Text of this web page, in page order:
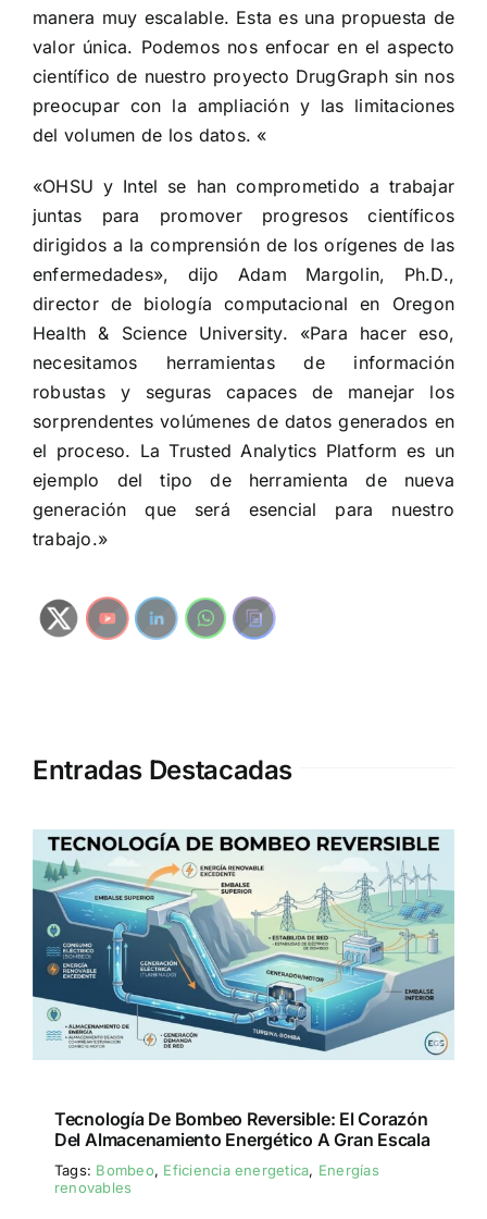
manera muy escalable. Esta es una propuesta de
valor única. Podemos nos enfocar en el aspecto
científico de nuestro proyecto DrugGraph sin nos
preocupar con la ampliación y las limitaciones
del volumen de los datos. «
«OHSU y Intel se han comprometido a trabajar
juntas para promover progresos científicos
dirigidos a la comprensión de los orígenes de las
enfermedades», dijo Adam Margolin, Ph.D.,
director de biología computacional en Oregon
Health & Science University. «Para hacer eso,
necesitamos herramientas de información
robustas y seguras capaces de manejar los
sorprendentes volúmenes de datos generados en
el proceso. La Trusted Analytics Platform es un
ejemplo del tipo de herramienta de nueva
generación que será esencial para nuestro
trabajo.»
Entradas Destacadas
Tecnología De Bombeo Reversible: El Corazón
Del Almacenamiento Energético A Gran Escala
Tags: Bombeo, Eficiencia energetica, Energías
renovables